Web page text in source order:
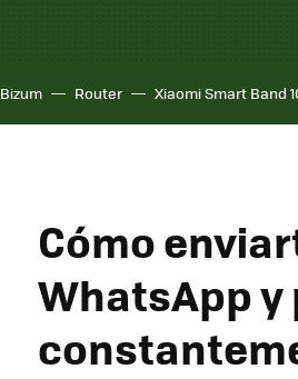
Bizum Router Xiaomi Smart Band
Cómo
WhatsApp y